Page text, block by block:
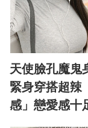
天使臉孔魔鬼
緊身穿搭超
感」戀愛感十